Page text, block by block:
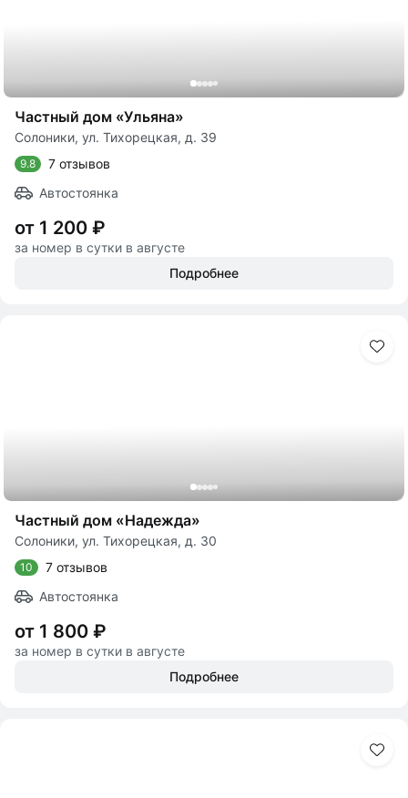
Частный дом «Ульяна»
Солоники, ул. Тихорецкая, д. 39
9.8
7 отзывов
Автостоянка
от 1 200 ₽
за номер в сутки в августе
Подробнее
Частный дом «Надежда»
Солоники, ул. Тихорецкая, д. 30
10
7 отзывов
Автостоянка
от 1 800 ₽
за номер в сутки в августе
Подробнее